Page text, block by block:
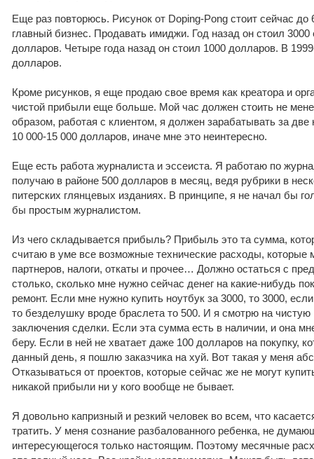
Еще раз повторюсь. Рисунок от Doping-Pong стоит сейчас до
главный бизнес. Продавать имиджи. Год назад он стоил 3000
долларов. Четыре года назад он стоил 1000 долларов. В
долларов.
Кроме рисунков, я еще продаю свое время как креатора и
чистой прибыли еще больше. Мой час должен стоить не
образом, работая с клиентом, я должен зарабатывать за две
10 000-15 000 долларов, иначе мне это неинтересно.
Еще есть работа журналиста и эссеиста. Я работаю по
получаю в районе 500 долларов в месяц, ведя рубрики в
питерских глянцевых изданиях. В принципе, я не начал бы
бы простым журналистом.
Из чего складывается прибыль? Прибыль это та сумма,
считаю в уме все возможные технические расходы, которые
партнеров, налоги, откаты и прочее… Должно остаться с
столько, сколько мне нужно сейчас денег на какие-нибудь
ремонт. Если мне нужно купить ноутбук за 3000, то 3000,
то безделушку вроде браслета то 500. И я смотрю на
заключения сделки. Если эта сумма есть в наличии, и она
беру. Если в ней не хватает даже 100 долларов на покупку,
данный день, я пошлю заказчика на хуй. Вот такая у меня
Отказываться от проектов, которые сейчас же не могут
никакой прибыли ни у кого вообще не бывает.
Я довольно капризный и резкий человек во всем, что
тратить. У меня сознание разбалованного ребенка, не
интересующегося только настоящим. Поэтому месячные